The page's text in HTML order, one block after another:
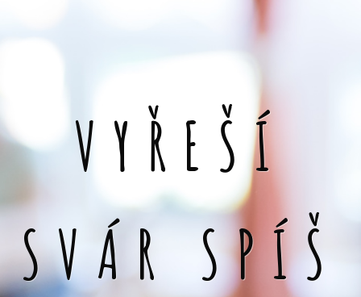
VYŘEŠÍ
SVÁR SPÍŠ